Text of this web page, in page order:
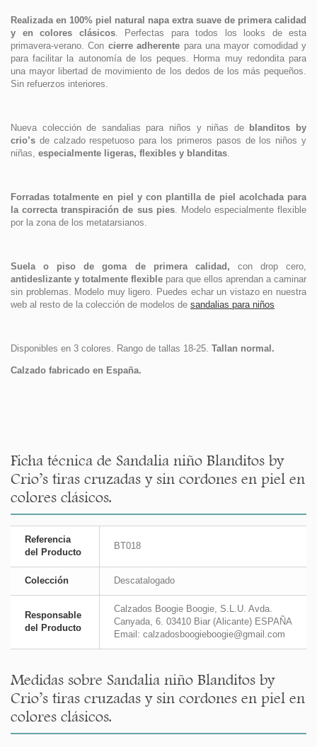
Realizada en 100% piel natural napa extra suave de primera calidad
y en colores clásicos. Perfectas para todos los looks de esta
primavera-verano. Con cierre adherente para una mayor comodidad y
para facilitar la autonomía de los peques. Horma muy redondita para
una mayor libertad de movimiento de los dedos de los más pequeños.
Sin refuerzos interiores.
Nueva colección de sandalias para niños y niñas de blanditos by
crio’s de calzado respetuoso para los primeros pasos de los niños y
niñas, especialmente ligeras, flexibles y blanditas.
Forradas totalmente en piel y con plantilla de piel acolchada para
la correcta transpiración de sus pies. Modelo especialmente flexible
por la zona de los metatarsianos.
Suela o piso de goma de primera calidad, con drop cero,
antideslizante y totalmente flexible para que ellos aprendan a caminar
sin problemas. Modelo muy ligero. Puedes echar un vistazo en nuestra
web al resto de la colección de modelos de sandalias para niños
Disponibles en 3 colores. Rango de tallas 18-25. Tallan normal.
Calzado fabricado en España.
Ficha técnica de Sandalia niño Blanditos by
Crio’s tiras cruzadas y sin cordones en piel en
colores clásicos.
Referencia
del Producto
BT018
Colección Descatalogado
Responsable
del Producto
Calzados Boogie Boogie, S.L.U. Avda.
Canyada, 6. 03410 Biar (Alicante) ESPAÑA
Email: calzadosboogieboogie@gmail.com
Medidas sobre Sandalia niño Blanditos by
Crio’s tiras cruzadas y sin cordones en piel en
colores clásicos.